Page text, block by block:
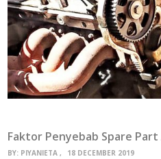
Faktor Penyebab Spare
BY: PIYANIETA 18 DECEMBER 2019